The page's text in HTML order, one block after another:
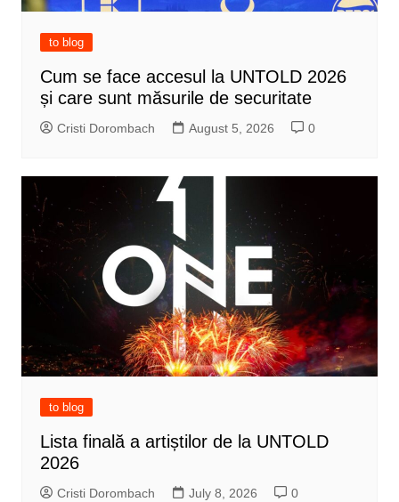
to blog
Cum se face accesul la UNTOLD 2026
și care sunt măsurile de securitate
Cristi Dorombach August 5, 2026 0
to blog
Lista finală a artiștilor de la UNTOLD
2026
Cristi Dorombach July 8, 2026 0